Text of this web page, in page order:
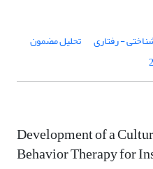
- رفتاری
تحلیل مضمون
Development of a
Behavior Therapy for